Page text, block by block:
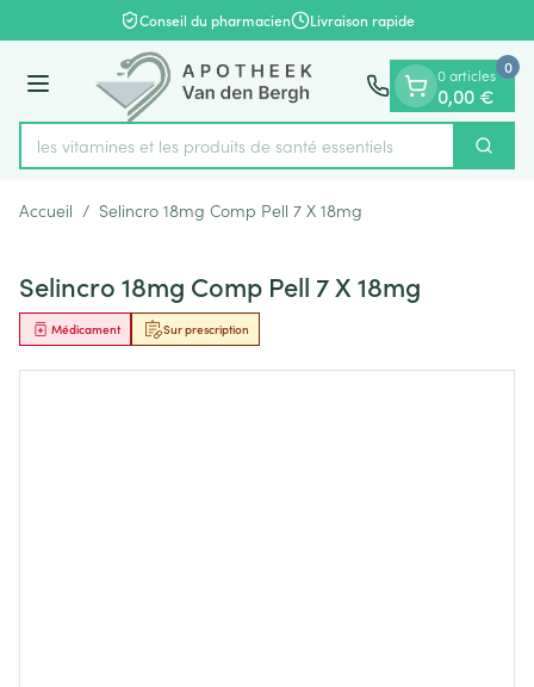
Aller au contenu
1 de 1Conseil du pharmacien Livraison rapide
Menu
Rechercher
les vitamines et les produits de santé essentiels
0 articles
0,00 €
0
Accueil / Selincro 18mg Comp Pell 7 X 18mg
Selincro 18mg Comp Pell 7 X 18mg
Sur prescription
Médicament